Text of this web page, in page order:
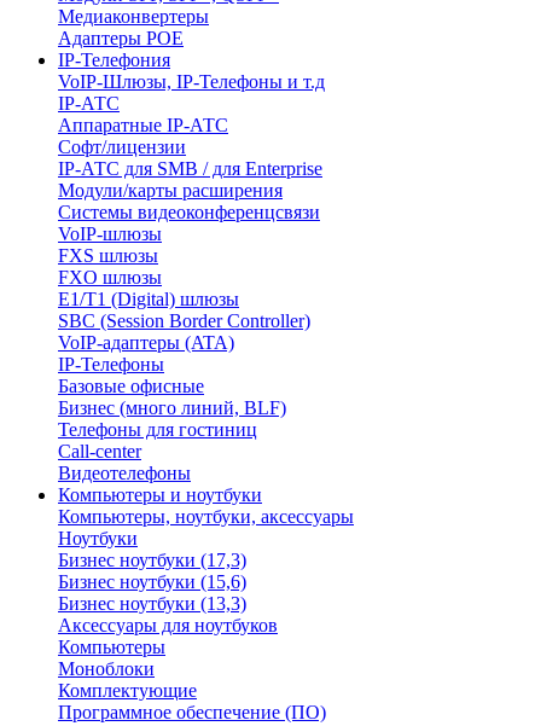
Медиаконвертеры
Адаптеры POE
IP-Телефония
VoIP-Шлюзы, IP-Телефоны и т.д
IP-АТС
Аппаратные IP-АТС
Софт/лицензии
IP-АТС для SMB / для Enterprise
Модули/карты расширения
Системы видеоконференцсвязи
VoIP-шлюзы
FXS шлюзы
FXO шлюзы
E1/T1 (Digital) шлюзы
SBC (Session Border Controller)
VoIP-адаптеры (ATA)
IP-Телефоны
Базовые офисные
Бизнес (много линий, BLF)
Телефоны для гостиниц
Call-center
Видеотелефоны
Компьютеры и ноутбуки
Компьютеры, ноутбуки, аксессуары
Ноутбуки
Бизнес ноутбуки (17,3)
Бизнес ноутбуки (15,6)
Бизнес ноутбуки (13,3)
Аксессуары для ноутбуков
Компьютеры
Моноблоки
Комплектующие
Программное обеспечение (ПО)